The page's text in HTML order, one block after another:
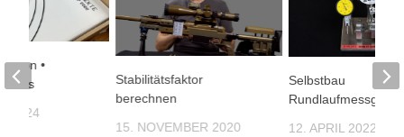
Stabilitätsfaktor
berechnen
15. NOVEMBER 2020
Selbstbau
Rundlaufmessgerät
12. APRIL 2022
•
2024